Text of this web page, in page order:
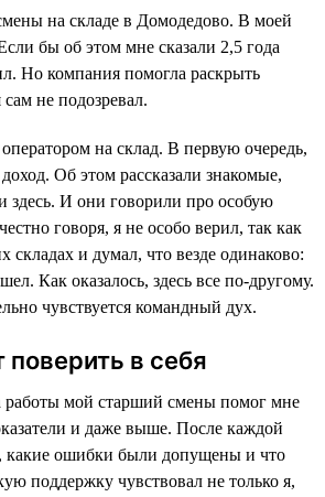
на складе в Домодедово. В моей
бы об этом мне сказали 2,5 года
Но компания помогла раскрыть
не подозревал.
на склад. В первую очередь,
Об этом рассказали знакомые,
здесь. И они говорили про особую
говоря, я не особо верил, так как
складах и думал, что везде одинаково:
Как оказалось, здесь все по-другому.
чувствуется командный дух.
поверить в себя
работы мой старший смены помог мне
и даже выше. После каждой
какие ошибки были допущены и что
поддержку чувствовал не только я,